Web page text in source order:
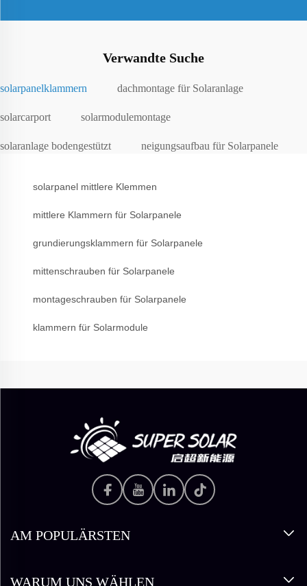
Verwandte Suche
solarpanelklammern dachmontage für Solaranlage
solarcarport solarmodulemontage
solaranlage bodengestützt neigungsaufbau für Solarpanele
solarpanel mittlere Klemmen
mittlere Klammern für Solarpanele
grundierungsklammern für Solarpanele
mittenschrauben für Solarpanele
montageschrauben für Solarpanele
klammern für Solarmodule
AM POPULÄRSTEN
WARUM UNS WÄHLEN